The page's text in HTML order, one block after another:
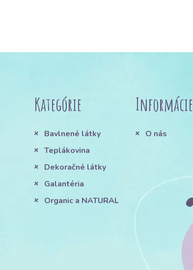
Kategórie
Bavlnené látky
Teplákovina
Dekoračné látky
Galantéria
Organic a NATURAL
Informácie
O nás